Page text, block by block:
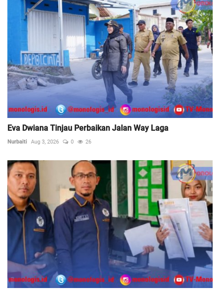
Eva Dwiana Tinjau Perbaikan Jalan Way Laga
Nurbaiti Aug 3, 2026 0 26